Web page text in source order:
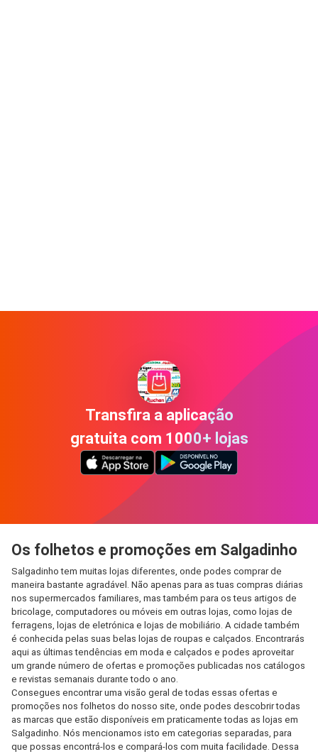
Transfira a aplicação
gratuita com 1000+ lojas
Os folhetos e promoções em Salgadinho
Salgadinho tem muitas lojas diferentes, onde podes comprar de
maneira bastante agradável. Não apenas para as tuas compras diárias
nos supermercados familiares, mas também para os teus artigos de
bricolage, computadores ou móveis em outras lojas, como lojas de
ferragens, lojas de eletrónica e lojas de mobiliário. A cidade também
é conhecida pelas suas belas lojas de roupas e calçados. Encontrarás
aqui as últimas tendências em moda e calçados e podes aproveitar
um grande número de ofertas e promoções publicadas nos catálogos
e revistas semanais durante todo o ano.
Consegues encontrar uma visão geral de todas essas ofertas e
promoções nos folhetos do nosso site, onde podes descobrir todas
as marcas que estão disponíveis em praticamente todas as lojas em
Salgadinho. Nós mencionamos isto em categorias separadas, para
que possas encontrá-los e compará-los com muita facilidade. Dessa